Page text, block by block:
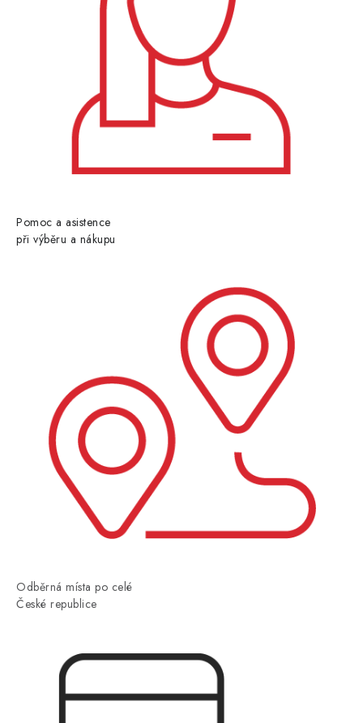
Pomoc a asistence
při výběru a nákupu
Odběrná místa po celé
České republice